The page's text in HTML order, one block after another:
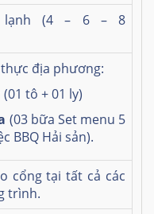
lạnh (4 – 6 – 8
địa phương:
(01 tô + 01 ly)
(03 bữa Set menu 5
BBQ Hải sản).
cổng tại tất cả các
trình.